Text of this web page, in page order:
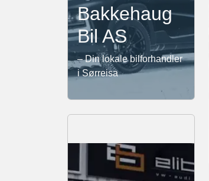
Bakkehaug
Bil AS
– Din lokale bilforhandler
i Sørreisa